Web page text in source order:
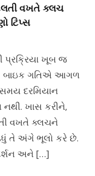
વખતે ક્લચ
ટિપ્સ
પ્રક્રિયા ખૂબ જ
બાઇક ગતિએ આગળ
દરમિયાન
ખાસ કરીને,
વખતે ક્લચને
તે અંગે ભૂલો કરે છે.
અને […]